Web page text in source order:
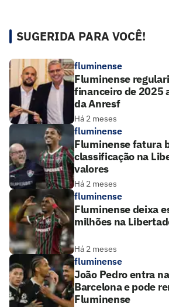
SUGERIDA PARA VOCÊ!
fluminense
Fluminense
financeiro de 2025
da Anresf
Há 2 meses
fluminense
Fluminense fatura
classificação na
valores
Há 2 meses
fluminense
Fluminense deixa
milhões na
Há 2 meses
fluminense
João Pedro entra
Barcelona e pode
Fluminense